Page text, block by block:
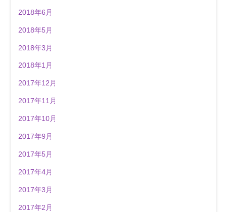
2018年6月
2018年5月
2018年3月
2018年1月
2017年12月
2017年11月
2017年10月
2017年9月
2017年5月
2017年4月
2017年3月
2017年2月